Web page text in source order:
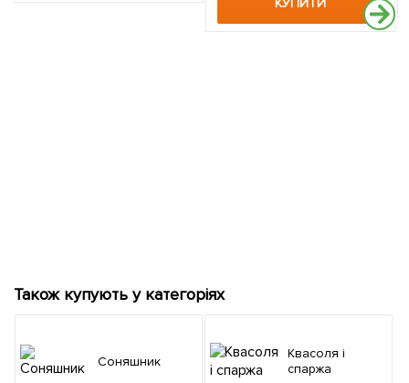
Також купують у категоріях
Соняшник
Квасоля і
спаржа